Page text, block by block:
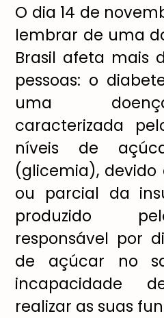
O dia 14 de
lembrar de uma
Brasil afeta mais
pessoas: o
uma
caracterizada
níveis de
(glicemia),
ou parcial da
produzido
responsável por
de açúcar no
incapacidade
realizar as suas